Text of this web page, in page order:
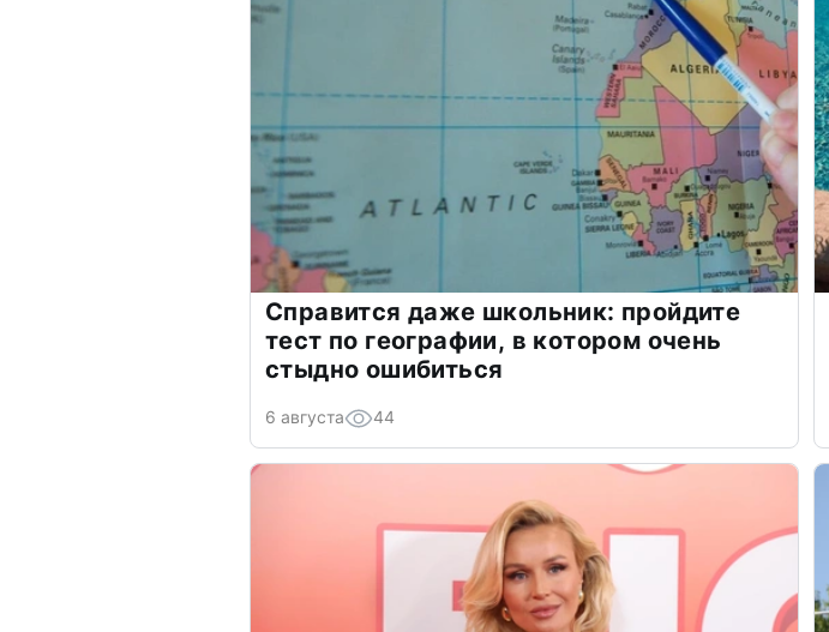
Справится даже школьник: пройдите
тест по географии, в котором очень
стыдно ошибиться
6 августа 44